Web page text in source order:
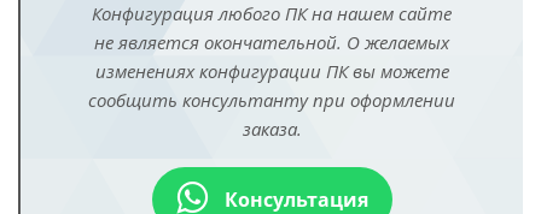
Конфигурация любого ПК на нашем сайте
не является окончательной. О желаемых
изменениях конфигурации ПК вы можете
сообщить консультанту при оформлении
заказа.
Консультация